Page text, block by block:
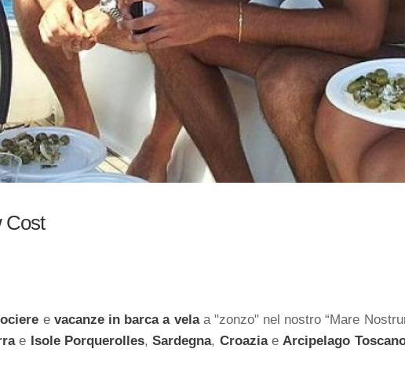
Cost
e vacanze in barca a velaa "zonzo" nel nostro “Mare
e Isole Porquerolles,Sardegna, CroaziaeArcipelago